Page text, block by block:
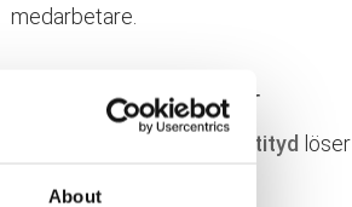
About
medarbetare.
engagerade flyttkillar
positiv attityd löser